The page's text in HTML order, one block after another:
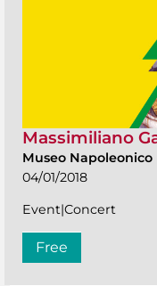
Massimiliano
Museo Napoleonico
04/01/2018
Event|Concert
Free